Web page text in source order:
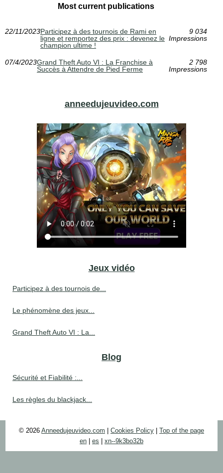
Most current publications
22/11/2023Participez à des tournois de Rami en
ligne et remportez des prix : devenez le
champion ultime !
9 034
Impressions
07/4/2023Grand Theft Auto VI : La Franchise à
Succès à Attendre de Pied Ferme
2 798
Impressions
anneedujeuvideo.com
Jeux vidéo
Participez à des tournois de...
Le phénomène des jeux...
Grand Theft Auto VI : La...
Blog
Sécurité et Fiabilité :...
Les règles du blackjack...
© 2026 Anneedujeuvideo.com Cookies Policy
Top of the page
en
es xn--9k3bo32b